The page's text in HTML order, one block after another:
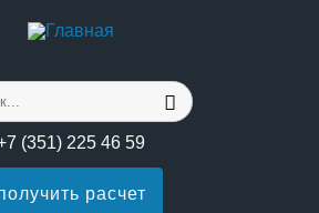
(351) 225 46 59
расчет